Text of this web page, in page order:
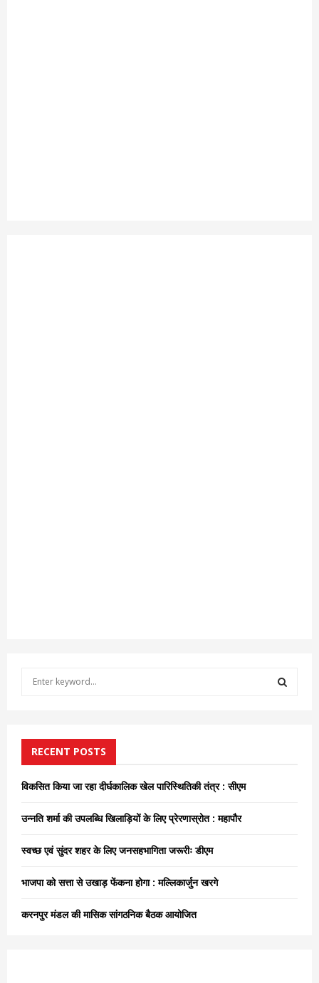
f
o
r
RECENT POSTS
विकसित किया जा रहा दीर्घकालिक खेल पारिस्थितिकी तंत्र : सीएम
उन्नति शर्मा की उपलब्धि खिलाड़ियों के लिए प्रेरणास्रोत : महापौर
स्वच्छ एवं सुंदर शहर के लिए जनसहभागिता जरूरीः डीएम
भाजपा को सत्ता से उखाड़ फेंकना होगा : मल्लिकार्जुन खरगे
करनपुर मंडल की मासिक सांगठनिक बैठक आयोजित